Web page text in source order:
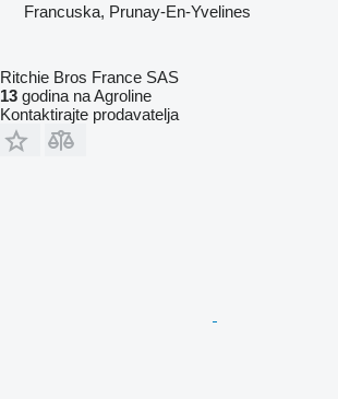
Francuska, Prunay-En-Yvelines
Ritchie Bros France SAS
13 godina na Agroline
Kontaktirajte prodavatelja